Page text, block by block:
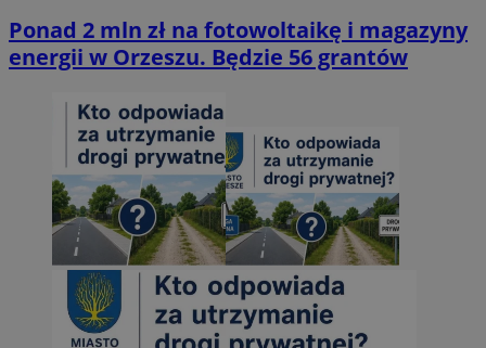
Ponad 2 mln zł na fotowoltaikę i magazyny
energii w Orzeszu. Będzie 56 grantów